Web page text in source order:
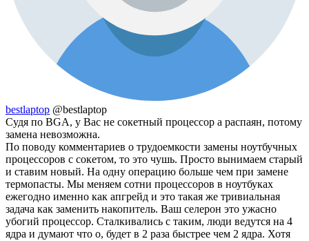
bestlaptop @bestlaptop
Судя по BGA, у Вас не сокетный процессор а распаян, потому
замена невозможна.
По поводу комментариев о трудоемкости замены ноутбучных
процессоров с сокетом, то это чушь. Просто вынимаем старый
и ставим новый. На одну операцию больше чем при замене
термопасты. Мы меняем сотни процессоров в ноутбуках
ежегодно именно как апгрейд и это такая же тривиальная
задача как заменить накопитель. Ваш селерон это ужасно
убогий процессор. Сталкивались с таким, люди ведутся на 4
ядра и думают что о, будет в 2 раза быстрее чем 2 ядра. Хотя